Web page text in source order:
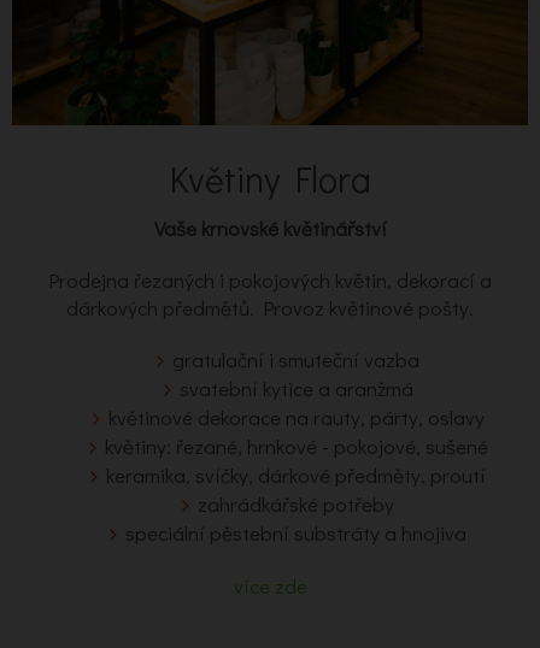
Květiny Flora
Vaše krnovské květinářství
Prodejna řezaných i pokojových květin, dekorací a
dárkových předmětů. Provoz květinové pošty.
gratulační i smuteční vazba
svatební kytice a aranžmá
květinové dekorace na rauty, párty, oslavy
květiny: řezané, hrnkové - pokojové, sušené
keramika, svíčky, dárkové předměty, proutí
zahrádkářské potřeby
speciální pěstební substráty a hnojiva
více zde